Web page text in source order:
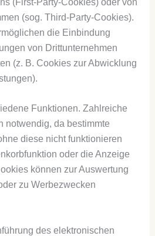
(sog. Third-Party-Cookies).
die Einbindung
von Drittunternehmen
(z. B. Cookies zur Abwicklung
Funktionen. Zahlreiche
notwendig, da bestimmte
diese nicht funktionieren
oder die Anzeige
können zur Auswertung
zu Werbezwecken
des elektronischen